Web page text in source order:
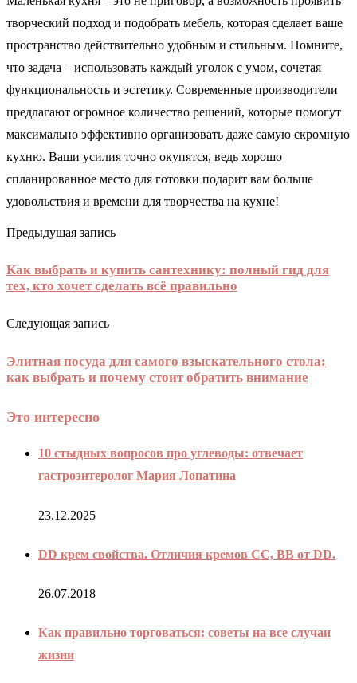
творческий подход и подобрать мебель, которая сделает ваше
пространство действительно удобным и стильным. Помните,
что задача – использовать каждый уголок с умом, сочетая
функциональность и эстетику. Современные производители
предлагают огромное количество решений, которые помогут
максимально эффективно организовать даже самую скромную
кухню. Ваши усилия точно окупятся, ведь хорошо
спланированное место для готовки подарит вам больше
удовольствия и времени для творчества на кухне!
Предыдущая запись
Как выбрать и купить сантехнику: полный гид для
тех, кто хочет сделать всё правильно
Следующая запись
Элитная посуда для самого взыскательного стола:
как выбрать и почему стоит обратить внимание
Это интересно
10 стыдных вопросов про углеводы: отвечает
гастроэнтеролог Мария Лопатина
23.12.2025
DD крем свойства. Отличия кремов CC, BB от DD.
26.07.2018
Как правильно торговаться: советы на все случаи
жизни